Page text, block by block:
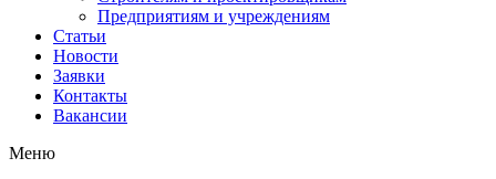
Предприятиям и учреждениям
Статьи
Новости
Заявки
Контакты
Вакансии
Меню